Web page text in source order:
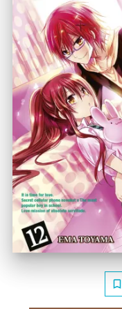
bookmark_border